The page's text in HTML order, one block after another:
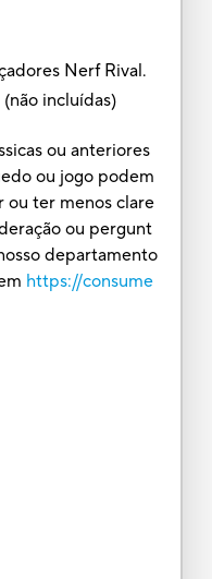
Nerf Rival.
incluídas)
ou anteriores
ou jogo podem
ou ter menos clare
ou pergunt
departamento
https://consume